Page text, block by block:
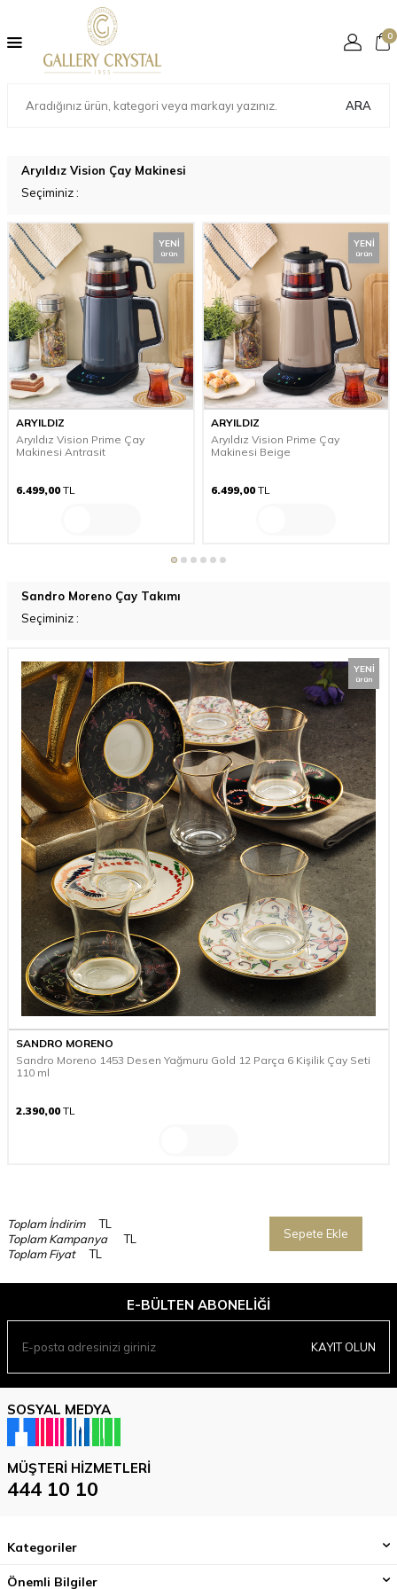
ARA
0
Aryıldız Vision Çay Makinesi
Seçiminiz:
YENI
ürün
ARYILDIZ
Aryıldız Vision Prime Çay
Makinesi Antrasit
6.499,00TL
YENI
ürün
ARYILDIZ
Aryıldız Vision Prime Çay
Makinesi Beige
6.499,00TL
Sandro Moreno Çay Takımı
Seçiminiz:
YENI
ürün
SANDRO MORENO
Sandro Moreno 1453 Desen Yağmuru Gold 12 Parça 6 Kişilik Çay Seti
110 ml
2.390,00TL
Toplam İndirim
TL
Toplam Kampanya
TL
Toplam Fiyat
TL
Sepete Ekle
E-BÜLTEN ABONELIĞI
KAYIT OLUN
SOSYAL MEDYA
MÜŞTERI HIZMETLERI
444 10 10
Kategoriler
Önemli Bilgiler